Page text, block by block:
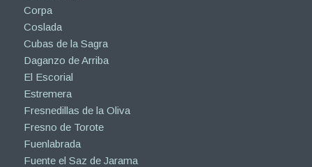
Corpa
Coslada
Cubas de la Sagra
Daganzo de Arriba
El Escorial
Estremera
Fresnedillas de la Oliva
Fresno de Torote
Fuenlabrada
Fuente el Saz de Jarama